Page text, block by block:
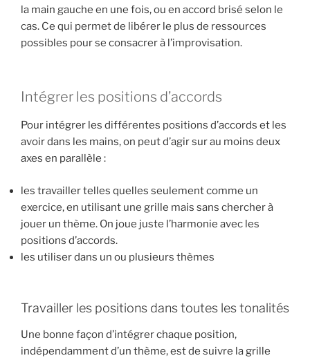
la main gauche en une fois, ou en accord brisé selon le
cas. Ce qui permet de libérer le plus de ressources
possibles pour se consacrer à l’improvisation.
Intégrer les positions d’accords
Pour intégrer les différentes positions d’accords et les
avoir dans les mains, on peut d’agir sur au moins deux
axes en parallèle :
les travailler telles quelles seulement comme un
exercice, en utilisant une grille mais sans chercher à
jouer un thème. On joue juste l’harmonie avec les
positions d’accords.
les utiliser dans un ou plusieurs thèmes
Travailler les positions dans toutes les tonalités
Une bonne façon d’intégrer chaque position,
indépendamment d’un thème, est de suivre la grille